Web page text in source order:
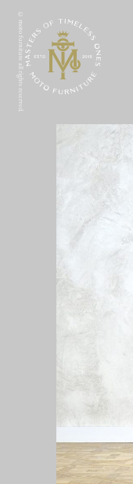
© moto furniture all rights reserved.